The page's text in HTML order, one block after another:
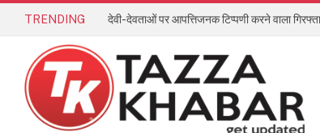
TRENDING देवी-देवताओं पर आपत्तिजनक टिप्पणी करने वाला